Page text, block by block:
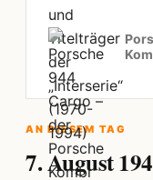
AN DIESEM TAG
7. August